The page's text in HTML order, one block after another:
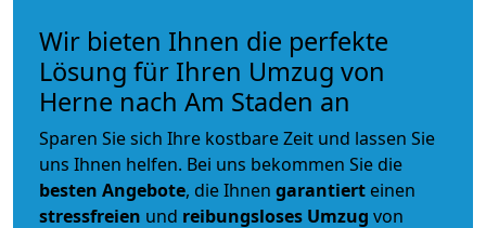
Wir bieten Ihnen die perfekte
Lösung für Ihren Umzug von
Herne nach Am Staden an
Sparen Sie sich Ihre kostbare Zeit und lassen Sie
uns Ihnen helfen. Bei uns bekommen Sie die
besten Angebote, die Ihnen garantiert einen
stressfreien und reibungsloses Umzug von